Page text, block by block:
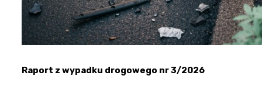
Raport z wypadku drogowego nr 3/2026